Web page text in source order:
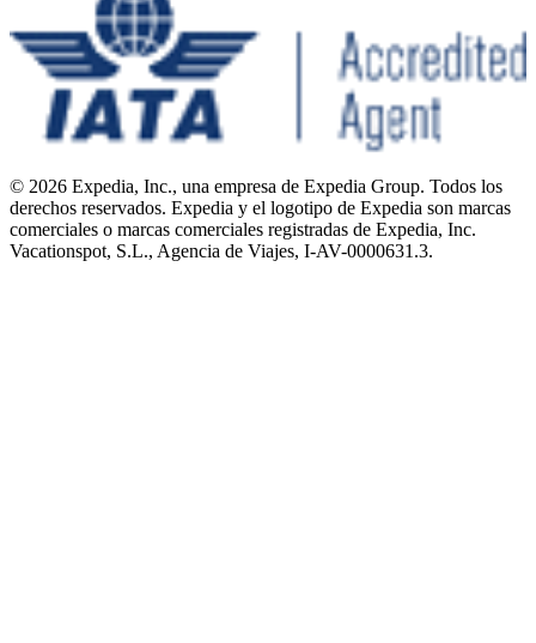
© 2026 Expedia, Inc., una empresa de Expedia Group. Todos los
derechos reservados. Expedia y el logotipo de Expedia son marcas
comerciales o marcas comerciales registradas de Expedia, Inc.
Vacationspot, S.L., Agencia de Viajes, I-AV-0000631.3.